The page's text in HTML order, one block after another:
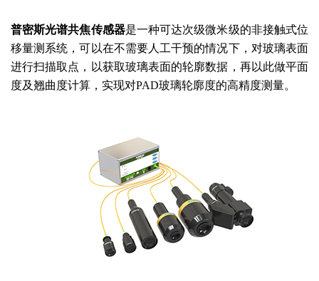
普密斯光谱共焦传感器是一种可达次级微米级的非接触式位
移量测系统，可以在不需要人工干预的情况下，对玻璃表面
进行扫描取点，以获取玻璃表面的轮廓数据，再以此做平面
度及翘曲度计算，实现对PAD玻璃轮廓度的高精度测量。